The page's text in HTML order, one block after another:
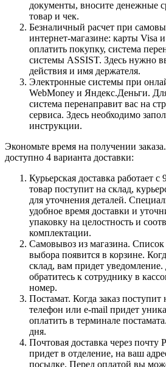
документы, вносите денежные
товар и чек.
Безналичный расчет при
интернет-магазине: карты Visa
оплатить покупку, система
системы ASSIST. Здесь нужно
действия и имя держателя.
Электронные системы при
WebMoney и Яндекс.Деньги.
система перенаправит вас на
сервиса. Здесь необходимо
инструкции.
Экономьте время на получении
доступно 4 варианта доставки:
Курьерская доставка работает с
товар поступит на склад,
для уточнения деталей.
удобное время доставки и
упаковку на целостность и
комплектации.
Самовывоз из магазина. Список
выбора появится в корзине.
склад, вам придет уведомление.
обратитесь к сотруднику в
номер.
Постамат. Когда заказ поступит
телефон или e-mail придет
оплатить в терминале
дня.
Почтовая доставка через почту
придет в отделение, на ваш
посылке. Перед оплатой вы